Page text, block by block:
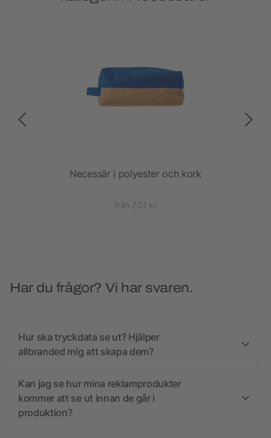
Necessär i polyester och kork
från 7,01 kr
Har du frågor? Vi har svaren.
Hur ska tryckdata se ut? Hjälper
allbranded mig att skapa dem?
Kan jag se hur mina reklamprodukter
kommer att se ut innan de går i
produktion?